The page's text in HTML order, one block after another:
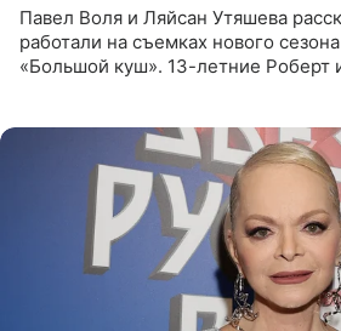
Павел Воля и Ляйсан Утяшева
работали на съемках нового
«Большой куш». 13-летние Роберт